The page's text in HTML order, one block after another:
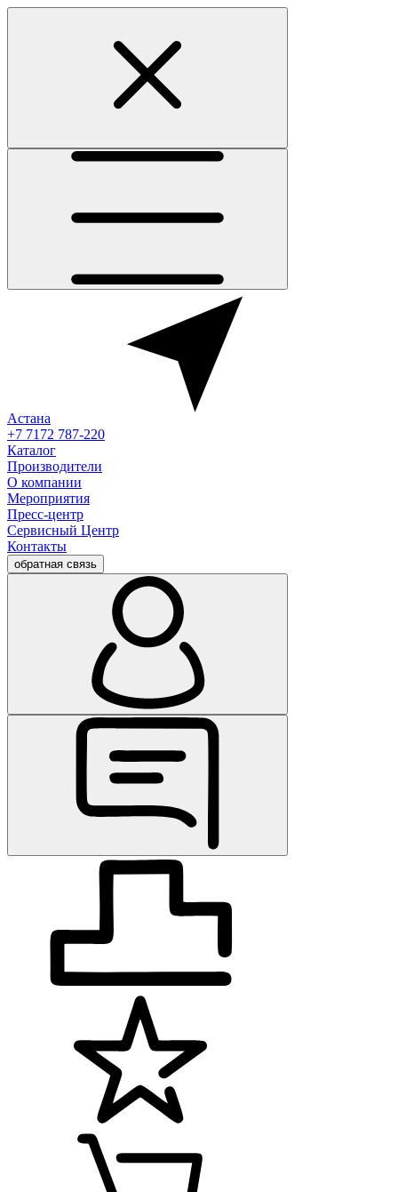
Астана
+7 7172 787-220
Каталог
Производители
О компании
Мероприятия
Пресс-центр
Сервисный Центр
Контакты
обратная связь